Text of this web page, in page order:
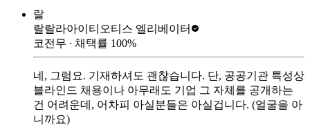
랄
랄랄라아이티 오티스 엘리베이터
코전무 ∙ 채택률 100%
네, 그럼요. 기재하셔도 괜찮습니다. 단, 공공기관 특성상
블라인드 채용이나 아무래도 기업 그 자체를 공개하는
건 어려운데, 어차피 아실분들은 아실겁니다. (얼굴을 아
니까요)